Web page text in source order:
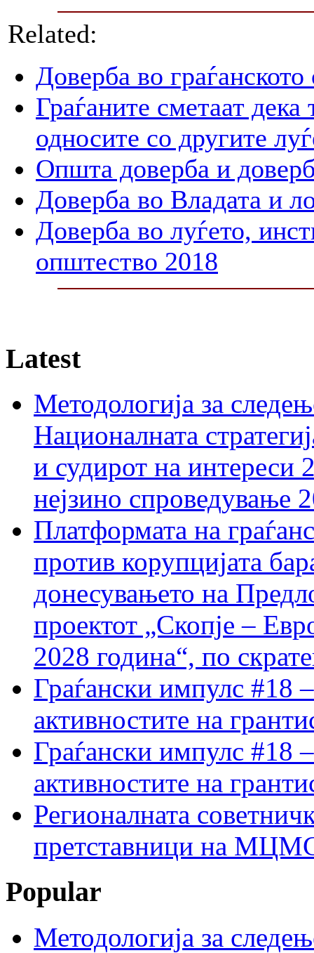
Related:
Доверба во
Граѓаните сметаат
односите со другите
Општа доверба и
Доверба во Владата и
Доверба во луѓето,
општество 2018
Latest
Методологија за
Националната
и судирот на интереси
нејзино спроведување
Платформата на
против корупцијата
донесувањето на
проектот „Скопје –
2028 година“, по
Граѓански импулс #18
активностите на
Граѓански импулс #18
активностите на
Регионалната
претставници на МЦМС
Popular
Методологија за